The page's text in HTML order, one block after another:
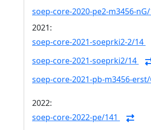
soep-core-2020-pe2-m3456-
2021:
soep-core-2021-soeprki2-2/14
soep-core-2021-soeprki2/14
soep-core-2021-pb-m3456-
2022:
soep-core-2022-pe/141